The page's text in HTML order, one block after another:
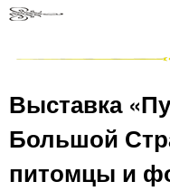
Выставка
Большой
питомцы и